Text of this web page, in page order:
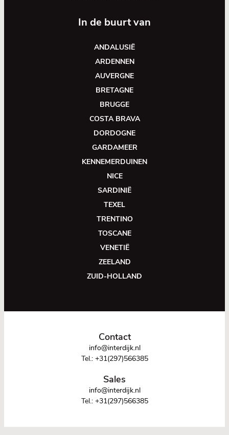
In de buurt van
ANDALUSIË
ARDENNEN
AUVERGNE
BRETAGNE
BRUGGE
COSTA BRAVA
DORDOGNE
GARDAMEER
KENNEMERDUINEN
NICE
SARDINIË
TEXEL
TRENTINO
TOSCANE
VENETIË
ZEELAND
ZUID-HOLLAND
Contact
info@interdijk.nl
Tel.: +31(297)566385
Sales
info@interdijk.nl
Tel.: +31(297)566385